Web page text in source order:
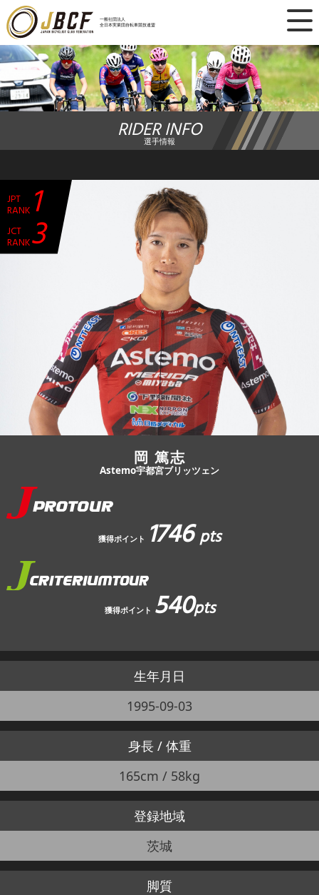
一般社団法人
全日本実業団自転車競技連盟
×
ニュース
レース日程
ランキング
チーム・選手
競技ガイド
加盟・登録
エントリー
JBCF ROAD SERIESとは
RIDER INFO
選手情報
JPT
RANK 1
JCT
RANK3
岡 篤志
Astemo宇都宮ブリッツェン
獲得ポイント 1746pts
獲得ポイント 540pts
生年月日
1995-09-03
身長 / 体重
165cm / 58kg
登録地域
茨城
脚質